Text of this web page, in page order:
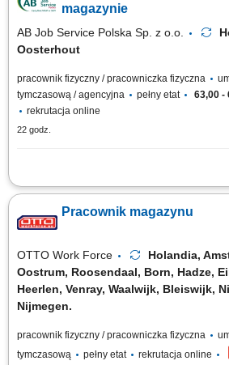
konstrukcyjnej. Obsługuj suwnicę, aby
magazynie
AB Job Service Polska Sp. z o.o.
Oosterhout
pracownik fizyczny / pracowniczka fizyczna
tymczasową / agencyjna
pełny etat 63,00 -
rekrutacja online
22 godz.
Zadania na stanowisku: Weryfikacja ilościowa i
magazynowego oraz arkuszy Excel; Składanie
artykuły niespożywcze; Kontrola jakościowa
Pracownik magazynu
OTTO Work Force
Holandia,
Oostrum, Roosendaal, Born, Hadze,
Heerlen, Venray, Waalwijk, Bleiswijk,
Nijmegen.
pracownik fizyczny / pracowniczka fizyczna
tymczasową
pełny etat rekrutacja online